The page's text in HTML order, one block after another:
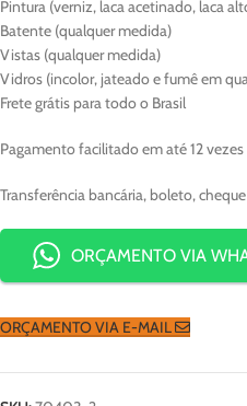
Pintura (verniz, laca acetinado, laca
Batente (qualquer medida)
Vistas (qualquer medida)
Vidros (incolor, jateado e fumê em
Frete grátis para todo o Brasil
Pagamento facilitado em até 12 vezes
Transferência bancária, boleto,
ORÇAMENTO VIA
ORÇAMENTO VIA E-MAIL